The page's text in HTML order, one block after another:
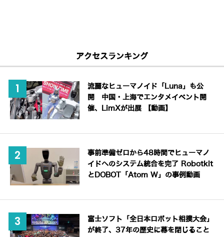
アクセスランキング
流麗なヒューマノイド「Luna」も公
開 中国・上海でエンタメイベント開
催、LimXが出展 【動画】
事前準備ゼロから48時間でヒューマノ
イドへのシステム統合を完了 Robotkit
とDOBOT「Atom W」の事例動画
富士ソフト「全日本ロボット相撲大会」
が終了、37年の歴史に幕を閉じること